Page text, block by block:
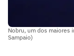
Nobru, um dos maiores
Sampaio)